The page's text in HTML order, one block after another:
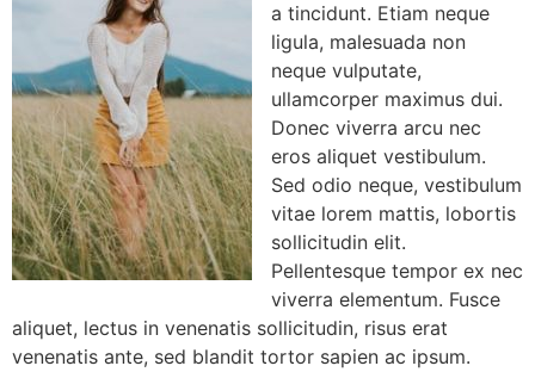
a tincidunt. Etiam neque
ligula, malesuada non
neque vulputate,
ullamcorper maximus dui.
Donec viverra arcu nec
eros aliquet vestibulum.
Sed odio neque, vestibulum
vitae lorem mattis, lobortis
sollicitudin elit.
Pellentesque tempor ex nec
viverra elementum. Fusce
aliquet, lectus in venenatis sollicitudin, risus erat
venenatis ante, sed blandit tortor sapien ac ipsum.